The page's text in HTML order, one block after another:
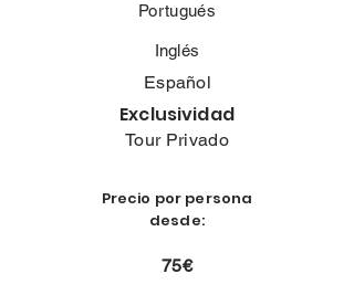
Portugués
Inglés
Español
Exclusividad
Tour Privado
Precio por persona
desde:
75€